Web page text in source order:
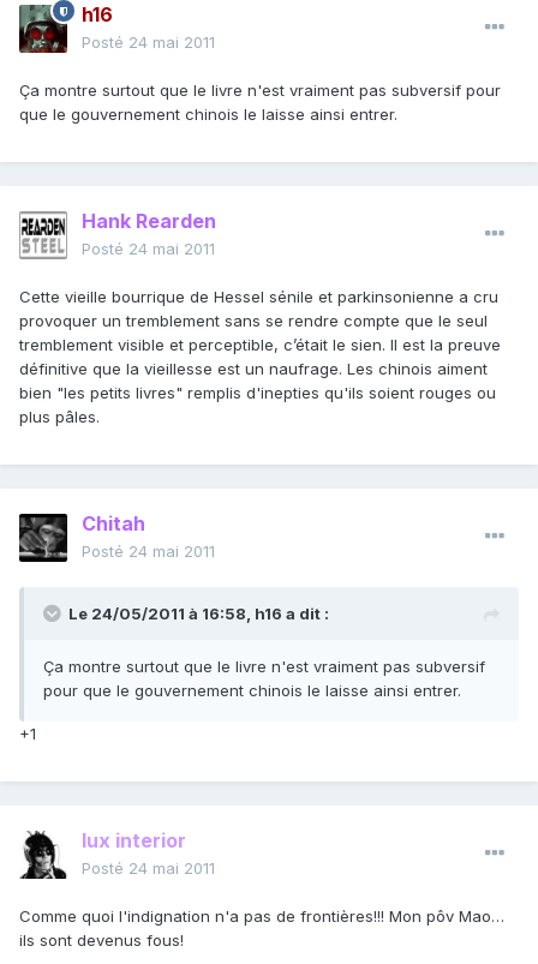
h16
Posté 24 mai 2011
Ça montre surtout que le livre n'est vraiment pas subversif pour
que le gouvernement chinois le laisse ainsi entrer.
Hank Rearden
Posté 24 mai 2011
Cette vieille bourrique de Hessel sénile et parkinsonienne a cru
provoquer un tremblement sans se rendre compte que le seul
tremblement visible et perceptible, c’était le sien. Il est la preuve
définitive que la vieillesse est un naufrage. Les chinois aiment
bien "les petits livres" remplis d'inepties qu'ils soient rouges ou
plus pâles.
Chitah
Posté 24 mai 2011
Le 24/05/2011 à 16:58, h16 a dit :
Ça montre surtout que le livre n'est vraiment pas subversif
pour que le gouvernement chinois le laisse ainsi entrer.
+1
lux interior
Posté 24 mai 2011
Comme quoi l'indignation n'a pas de frontières!!! Mon pôv Mao…
ils sont devenus fous!